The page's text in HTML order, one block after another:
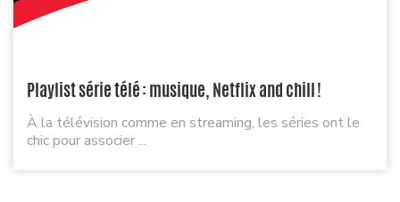
Playlist série télé : musique, Netflix and chill !
À la télévision comme en streaming, les séries ont le
chic pour associer ...